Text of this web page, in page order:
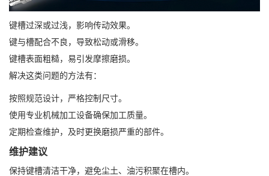
键槽过深或过浅，影响传动效果。
键与槽配合不良，导致松动或滑移。
键槽表面粗糙，易引发摩擦磨损。
解决这类问题的方法有：
按照规范设计，严格控制尺寸。
使用专业机械加工设备确保加工质量。
定期检查维护，及时更换磨损严重的部件。
维护建议
保持键槽清洁干净，避免尘土、油污积聚在槽内。